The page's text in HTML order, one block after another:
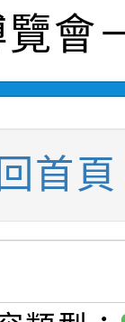
實施計
招)】
7次代
招)】
9次代
招)】
9次
招)】
7次代
學年
及新住
115學
會
首頁